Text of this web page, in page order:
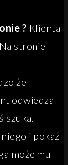
? Klienta
stronie
że
odwiedza
szuka.
i pokaż
może mu